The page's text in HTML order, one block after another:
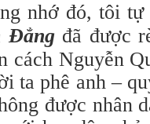
nhớ đó, tôi
Đẳngđã được
cách Nguyễn
ta phê anh –
được nhân